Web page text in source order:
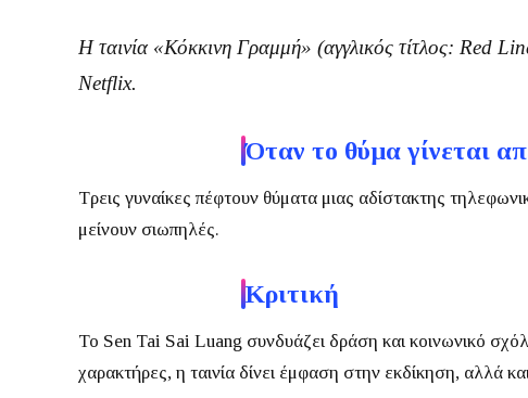
Η ταινία «Κόκκινη Γραμμή» (αγγλικός τίτλος: Red
Netflix.
Όταν το θύμα γίνεται
Τρεις γυναίκες πέφτουν θύματα μιας αδίστακτης
μείνουν σιωπηλές.
Κριτική
Το Sen Tai Sai Luang συνδυάζει δράση και κοινωνικό
χαρακτήρες, η ταινία δίνει έμφαση στην εκδίκηση, αλλά